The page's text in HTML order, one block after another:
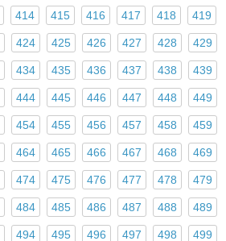
414 415 416 417 418 419
424 425 426 427 428 429
434 435 436 437 438 439
444 445 446 447 448 449
454 455 456 457 458 459
464 465 466 467 468 469
474 475 476 477 478 479
484 485 486 487 488 489
494 495 496 497 498 499